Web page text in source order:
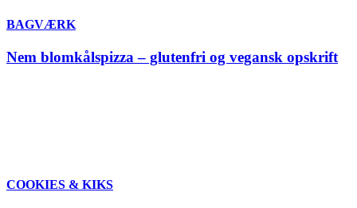
BAGVÆRK
Nem blomkålspizza – glutenfri og vegansk opskrift
COOKIES & KIKS